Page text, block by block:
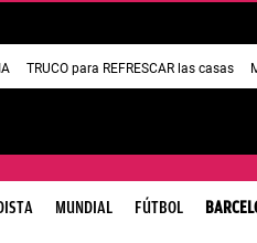
TRUCO para REFRESCAR las casas
MUNDIAL FÚTBOL